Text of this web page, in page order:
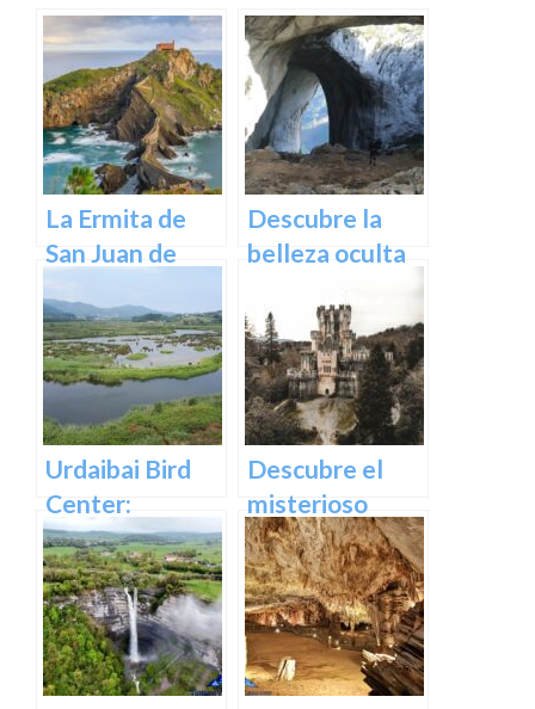
La Ermita de
San Juan de
Historia, Ruta y
Experiencia
Inolvidable en
Euskadi
Descubre la
belleza oculta
en las Cuevas
de Oñati
Urdaibai Bird
Center:
Descubre la
vida de las aves
en plena
naturaleza
vasca en
Descubre el
misterioso
encanto del
Castillo de
Butrón